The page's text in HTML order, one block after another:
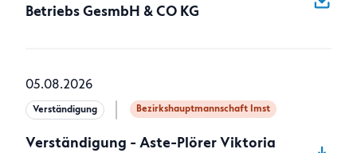
Betriebs GesmbH & CO KG
05.08.2026
Verständigung Bezirkshauptmannschaft Imst
Verständigung - Aste-Plörer Viktoria